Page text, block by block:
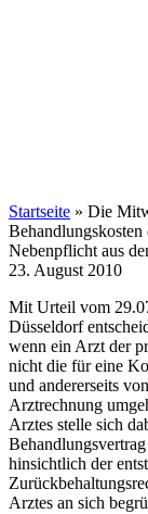
Startseite » Die
Nebenpflicht aus
23. August 2010
Mit Urteil vom
Düsseldorf
wenn ein Arzt der
nicht die für eine
und andererseits
Arztrechnung
Arztes stelle sich
hinsichtlich der
Arztes an sich